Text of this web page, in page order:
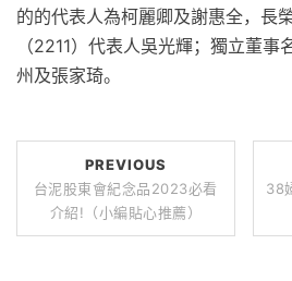
的的代表人為柯麗卿及謝惠全，長
（2211）代表人吳光輝；獨立董
州及張家琦。
PREVIOUS
台泥股東會紀念品2023必看
介紹!（小編貼心推薦）
38